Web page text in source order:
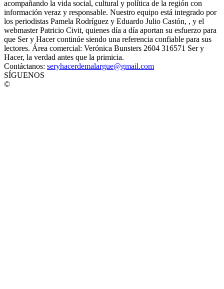
acompañando la vida social, cultural y política de la región con
información veraz y responsable. Nuestro equipo está integrado por
los periodistas Pamela Rodríguez y Eduardo Julio Castón, , y el
webmaster Patricio Civit, quienes día a día aportan su esfuerzo para
que Ser y Hacer continúe siendo una referencia confiable para sus
lectores. Área comercial: Verónica Bunsters 2604 316571 Ser y
Hacer, la verdad antes que la primicia.
Contáctanos: seryhacerdemalargue@gmail.com
SÍGUENOS
©